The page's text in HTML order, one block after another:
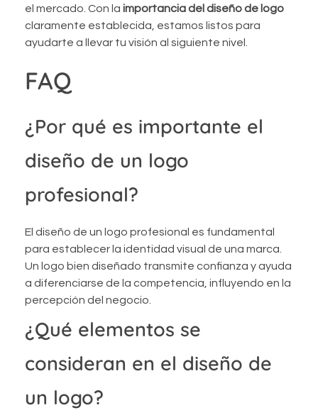
el mercado. Con la importancia del diseño de logo
claramente establecida, estamos listos para
ayudarte a llevar tu visión al siguiente nivel.
FAQ
¿Por qué es importante el
diseño de un logo
profesional?
El diseño de un logo profesional es fundamental
para establecer la identidad visual de una marca.
Un logo bien diseñado transmite confianza y ayuda
a diferenciarse de la competencia, influyendo en la
percepción del negocio.
¿Qué elementos se
consideran en el diseño de
un logo?